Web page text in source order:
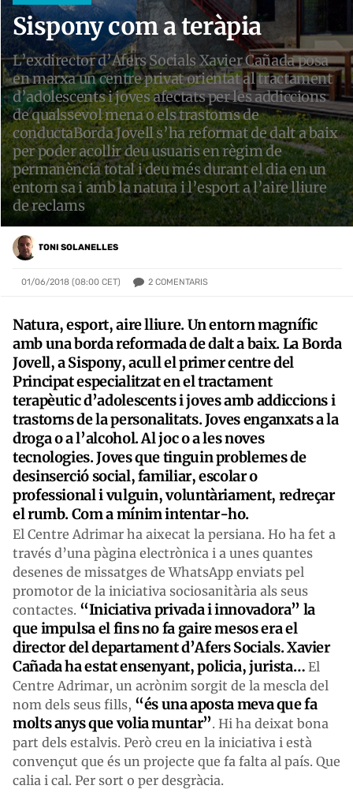
Sispony com a teràpia
L’exdirector d’Afers Socials Xavier Cañada posa
en marxa un centre privat orientat al tractament
d’adolescents i joves afectats per les addiccions
de qualssevol mena o els trastorns de
conductaBorda Jovell s’ha reformat de dalt a baix
per poder acollir deu usuaris en règim de
permanència total i deu més durant el dia en un
entorn sa i amb la natura i l’esport a l’aire lliure
de reclams
TONI SOLANELLES
01/06/2018 (08:00 CET) 2 COMENTARIS
Natura, esport, aire lliure. Un entorn magnífic
amb una borda reformada de dalt a baix. La Borda
Jovell, a Sispony, acull el primer centre del
Principat especialitzat en el tractament
terapèutic d’adolescents i joves amb addiccions i
trastorns de la personalitats. Joves enganxats a la
droga o a l’alcohol. Al joc o a les noves
tecnologies. Joves que tinguin problemes de
desinserció social, familiar, escolar o
professional i vulguin, voluntàriament, redreçar
el rumb. Com a mínim intentar-ho.
El Centre Adrimar ha aixecat la persiana. Ho ha fet a
través d’una pàgina electrònica i a unes quantes
desenes de missatges de WhatsApp enviats pel
promotor de la iniciativa sociosanitària als seus
contactes. “Iniciativa privada i innovadora” la
que impulsa el fins no fa gaire mesos era el
director del departament d’Afers Socials. Xavier
Cañada ha estat ensenyant, policia, jurista… El
Centre Adrimar, un acrònim sorgit de la mescla del
nom dels seus fills, “és una aposta meva que fa
molts anys que volia muntar”. Hi ha deixat bona
part dels estalvis. Però creu en la iniciativa i està
convençut que és un projecte que fa falta al país. Que
calia i cal. Per sort o per desgràcia.